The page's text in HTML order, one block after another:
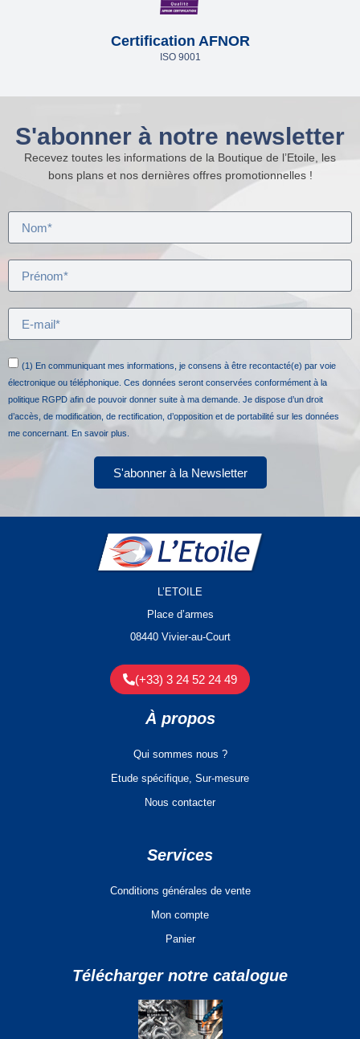
Certification AFNOR
ISO 9001
S'abonner à notre newsletter
Recevez toutes les informations de la Boutique de l’Etoile, les
bons plans et nos dernières offres promotionnelles !
(1) En communiquant mes informations, je consens à être recontacté(e) par voie
électronique ou téléphonique. Ces données seront conservées conformément à la
politique RGPD afin de pouvoir donner suite à ma demande. Je dispose d’un droit
d’accès, de modification, de rectification, d’opposition et de portabilité sur les données
me concernant. En savoir plus.
S'abonner à la Newsletter
L’ETOILE
Place d’armes
08440 Vivier-au-Court
(+33) 3 24 52 24 49
À propos
Qui sommes nous ?
Etude spécifique, Sur-mesure
Nous contacter
Services
Conditions générales de vente
Mon compte
Panier
Télécharger notre catalogue